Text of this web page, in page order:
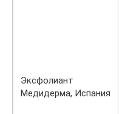
Эксфолиант
Медидерма, Испания